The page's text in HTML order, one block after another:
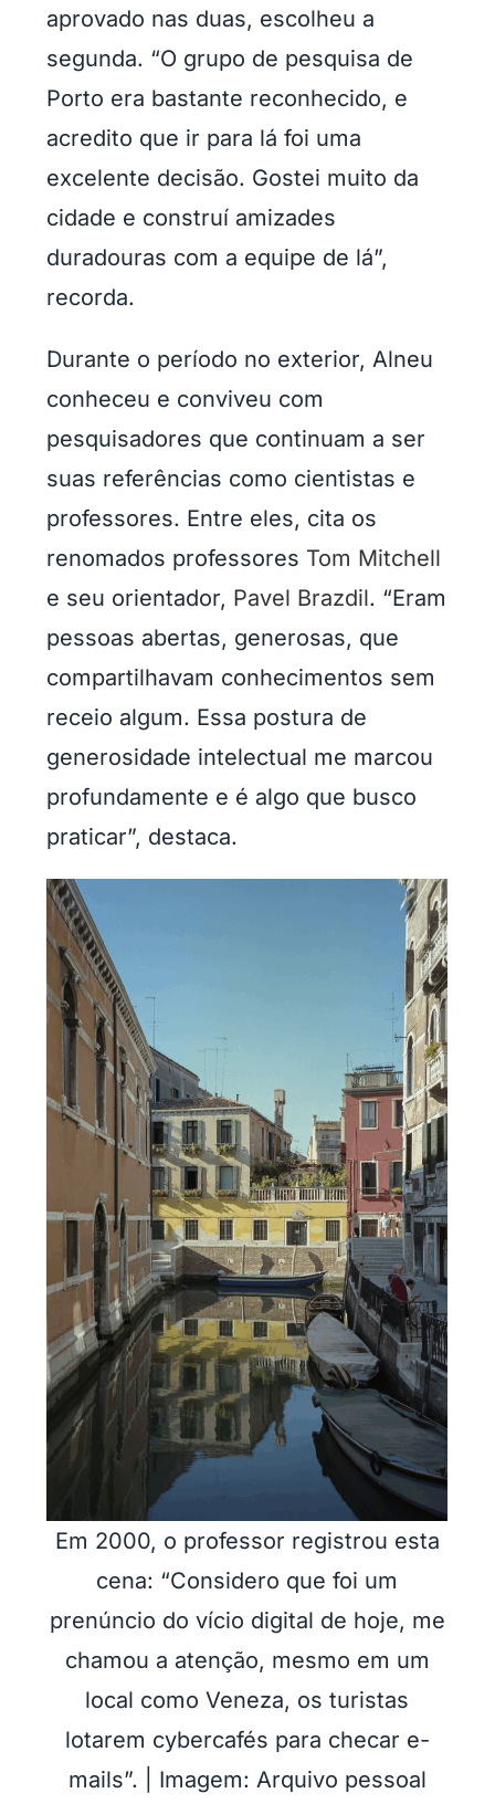
aprovado nas duas, escolheu a
segunda. “O grupo de pesquisa de
Porto era bastante reconhecido, e
acredito que ir para lá foi uma
excelente decisão. Gostei muito da
cidade e construí amizades
duradouras com a equipe de lá”,
recorda.
Durante o período no exterior, Alneu
conheceu e conviveu com
pesquisadores que continuam a ser
suas referências como cientistas e
professores. Entre eles, cita os
renomados professores Tom Mitchell
e seu orientador, Pavel Brazdil. “Eram
pessoas abertas, generosas, que
compartilhavam conhecimentos sem
receio algum. Essa postura de
generosidade intelectual me marcou
profundamente e é algo que busco
praticar”, destaca.
Em 2000, o professor registrou esta
cena: “Considero que foi um
prenúncio do vício digital de hoje, me
chamou a atenção, mesmo em um
local como Veneza, os turistas
lotarem cybercafés para checar e-
mails”. | Imagem: Arquivo pessoal